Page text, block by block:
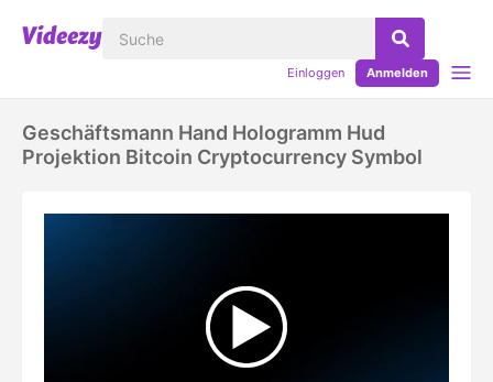
Einloggen Anmelden
Geschäftsmann Hand Hologramm Hud
Projektion Bitcoin Cryptocurrency Symbol